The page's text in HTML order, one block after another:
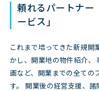
頼れるパートナー
ービス」
これまで培ってきた新規開
かし、開業地の物件紹介、
画など、開業までの全ての
す。 開業後の経営支援、